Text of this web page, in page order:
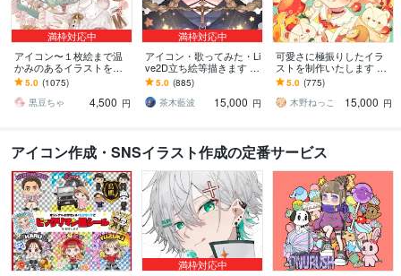
満枠対応中
アイコン〜１枚絵まで温
かみのあるイラストを描
きます ★ココナラ自体が
初めての方も、お気軽に
ご相談ください♪★
5.0 (1075)
黒豆ちゃ
4,500 円
満枠対応中
アイコン・歌ってみた・Li
ve2D立ち絵等描きます ち
びキャラや配信用イラス
ト等、幅広く制作してい
ます！
5.0 (885)
茶木藍波
15,000 円
可愛さに極振りしたイラ
ストを制作いたします ★
商用利用＆二次利用込
み！ミニキャラは小物２
点まで無料！★
5.0 (775)
木野ねっこ
15,000 円
アイコン作成・SNSイラスト作成の定番サービス
満枠対応中